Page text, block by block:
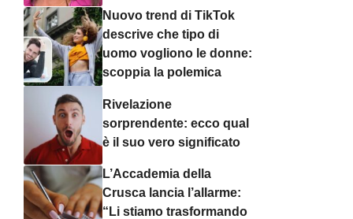
Nuovo trend di TikTok
descrive che tipo di
uomo vogliono le donne:
scoppia la polemica
Rivelazione
sorprendente: ecco qual
è il suo vero significato
L’Accademia della
Crusca lancia l’allarme:
“Li stiamo trasformando